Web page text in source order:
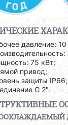
давление:
75 кВт;
привод;
защиты IP66;
G 2".